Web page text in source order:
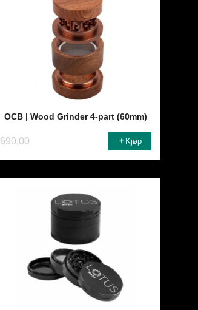
OCB | Wood Grinder 4-part (60mm)
690,00 Kjøp